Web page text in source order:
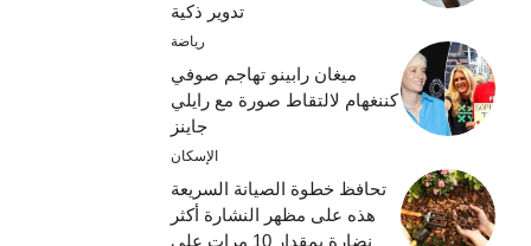
تدوير ذكية
رياضة
ميغان رابينو تهاجم صوفي
كننغهام لالتقاط صورة مع رايلي
جاينز
الإسكان
تحافظ خطوة الصيانة السريعة
هذه على مظهر النشارة أكثر
نضارة بمقدار 10 مرات على